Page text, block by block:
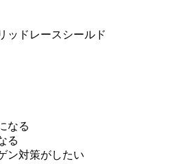
ッドレースシールド
なる
る
ン対策がしたい